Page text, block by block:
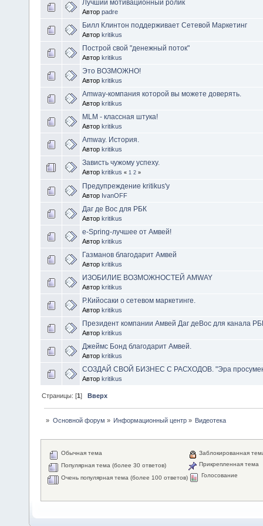
Лучший мотивационный ролик
Автор padre
Билл Клинтон поддерживает Сетевой Маркетинг
Автор kritikus
Построй свой "денежный поток"
Автор kritikus
Это ВОЗМОЖНО!
Автор kritikus
Amway-компания которой вы можете доверять.
Автор kritikus
MLM - классная штука!
Автор kritikus
Amway. История.
Автор kritikus
Зависть чужому успеху.
Автор kritikus « 1 2 »
Предупреждение kritikus'у
Автор IvanOFF
Даг де Вос для РБК
Автор kritikus
e-Spring-лучшее от Амвей!
Автор kritikus
Газманов благодарит Амвей
Автор kritikus
ИЗОБИЛИЕ ВОЗМОЖНОСТЕЙ AMWAY
Автор kritikus
Р.Кийосаки о сетевом маркетинге.
Автор kritikus
Президент компании Амвей Даг деВос для канала
Автор kritikus
Джеймс Бонд благодарит Амвей.
Автор kritikus
СОЗДАЙ СВОЙ БИЗНЕС С РАСХОДОВ. "Эра
Автор kritikus
Страницы: [1]Вверх
» Основной форум » Информационный центр» Видеотека
Обычная тема
Популярная тема (более 30 ответов)
Очень популярная тема (более 100 ответов)
Заблокированная
Прикрепленная тема
Голосование